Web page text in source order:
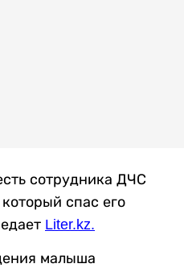
сотрудника ДЧС
спас его
Liter.kz.
малыша